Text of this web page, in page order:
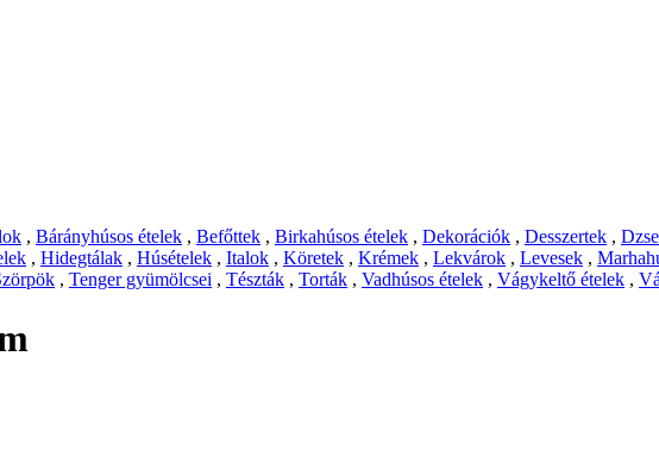
, Bárányhúsos ételek , Befőttek , Birkahúsos ételek , Dekorációk , Desszertek ,
, Hidegtálak , Húsételek , Italok , Köretek , Krémek , Lekvárok , Levesek ,
, Tenger gyümölcsei , Tészták , Torták , Vadhúsos ételek , Vágykeltő ételek ,